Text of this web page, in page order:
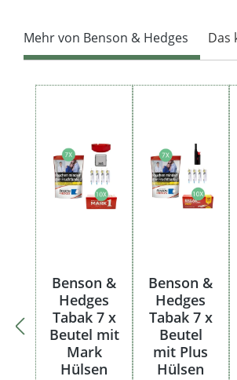
Mehr von Benson & Hedges Das
Produktgalerie überspringen
Benson &
Hedges
Tabak 7 x
Beutel mit
Mark
Hülsen
Benson &
Hedges
Tabak 7 x
Beutel
mit Plus
Hülsen